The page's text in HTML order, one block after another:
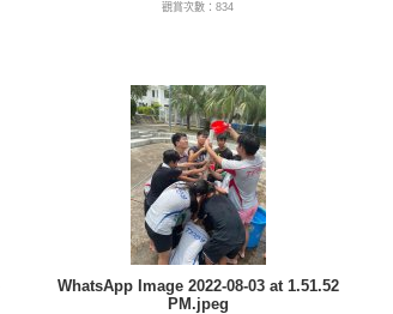
觀賞次數：834
WhatsApp Image 2022-08-03 at 1.51.52
PM.jpeg